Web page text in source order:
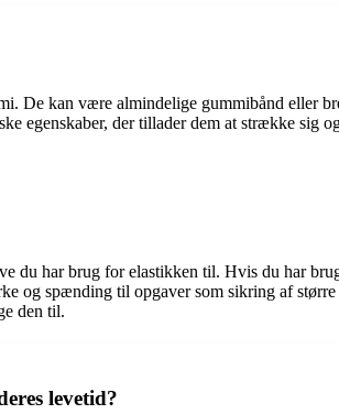
De kan være almindelige gummibånd eller
egenskaber, der tillader dem at strække
du har brug for elastikken til. Hvis du har
og spænding til opgaver som sikring af
den til.
levetid?